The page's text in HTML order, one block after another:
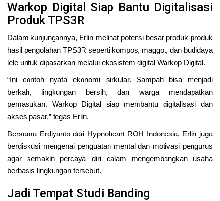
Warkop Digital Siap Bantu Digitalisasi
Produk TPS3R
Dalam kunjungannya, Erlin melihat potensi besar produk-produk
hasil pengolahan TPS3R seperti kompos, maggot, dan budidaya
lele untuk dipasarkan melalui ekosistem digital Warkop Digital.
“Ini contoh nyata ekonomi sirkular. Sampah bisa menjadi
berkah, lingkungan bersih, dan warga mendapatkan
pemasukan. Warkop Digital siap membantu digitalisasi dan
akses pasar,” tegas Erlin.
Bersama Erdiyanto dari Hypnoheart ROH Indonesia, Erlin juga
berdiskusi mengenai penguatan mental dan motivasi pengurus
agar semakin percaya diri dalam mengembangkan usaha
berbasis lingkungan tersebut.
Jadi Tempat Studi Banding